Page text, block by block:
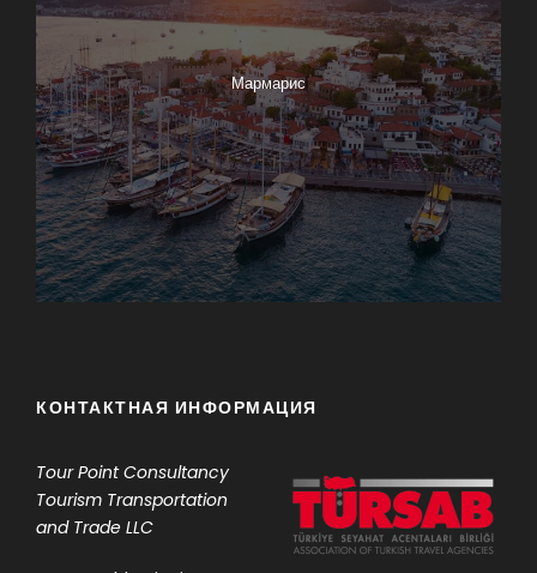
Мармарис
КОНТАКТНАЯ ИНФОРМАЦИЯ
Tour PointConsultancy
Tourism Transportation
and Trade LLC